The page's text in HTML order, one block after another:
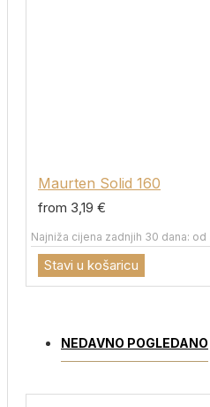
Maurten Solid 160
from 3,19 €
Najniža cijena zadnjih 30 dana: od
Stavi u košaricu
NEDAVNO POGLEDANO